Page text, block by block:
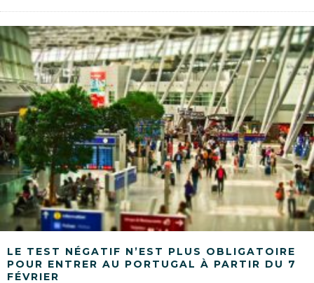
LE TEST NÉGATIF N’EST PLUS OBLIGATOIRE
POUR ENTRER AU PORTUGAL À PARTIR DU 7
FÉVRIER